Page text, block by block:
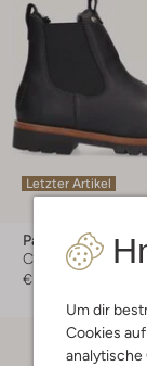
Um dir
Cookies
analytische
Letzter Artikel
Panama Jack
Chelsea Boots
€ 219,95